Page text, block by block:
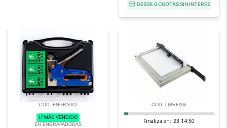
DESDE 6 CUOTAS SIN INTERÉS
COD. ENGRA002
1º MÁS VENDIDO
EN ENGRAPADORAS
COD. LIBRE006
Finaliza en: 23:14:48